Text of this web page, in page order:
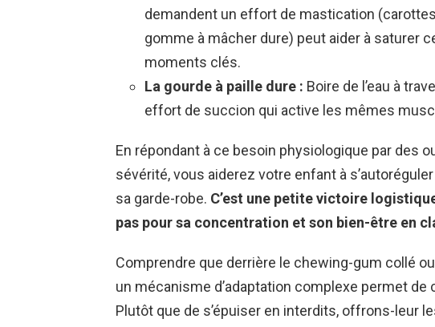
demandent un effort de mastication
gomme à mâcher dure) peut aider à saturer
moments clés.
La gourde à paille dure : Boire de l’eau à
effort de succion qui active les mêmes
En répondant à ce besoin physiologique par des
sévérité, vous aiderez votre enfant à
sa garde-robe. C’est une petite victoire
pas pour sa concentration et son bien-être en
Comprendre que derrière le chewing-gum collé
un mécanisme d’adaptation complexe permet de
Plutôt que de s’épuiser en interdits, offrons-leur